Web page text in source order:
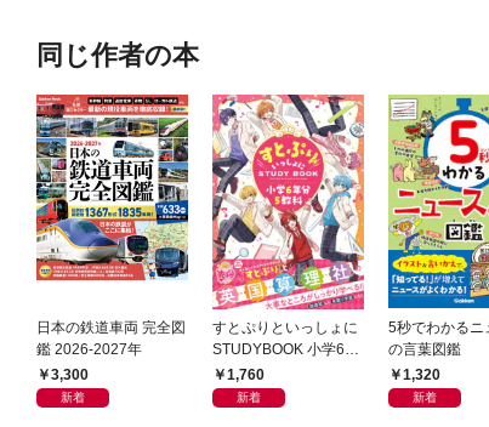
同じ作者の本
日本の鉄道車両 完全図
鑑 2026-2027年
3,300
新着
すとぷりといっしょに
STUDYBOOK 小学6年
分5教科
1,760
新着
5秒でわかるニ
の言葉図鑑
1,320
新着